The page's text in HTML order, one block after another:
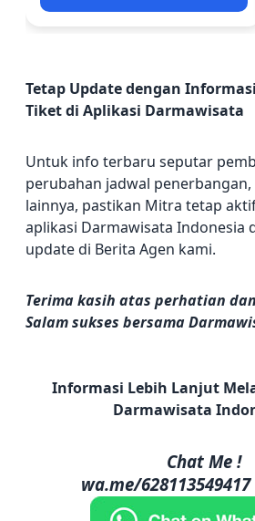
Tetap Update dengan
Tiket di Aplikasi Darmawisata
Untuk info terbaru seputar
perubahan jadwal
lainnya, pastikan Mitra tetap
aplikasi Darmawisata Indonesia
update di Berita Agen kami.
Terima kasih atas perhatian
Salam sukses bersama
Informasi Lebih Lanjut
Darmawisata
Chat Me !
wa.me/628113549417